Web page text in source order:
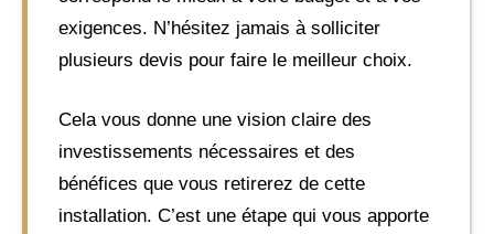
exigences. N’hésitez jamais à solliciter
plusieurs devis pour faire le meilleur choix.
Cela vous donne une vision claire des
investissements nécessaires et des
bénéfices que vous retirerez de cette
installation. C’est une étape qui vous apporte